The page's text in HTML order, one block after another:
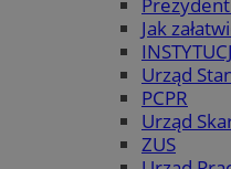
Jak
Urząd
PCPR
Urząd
ZUS